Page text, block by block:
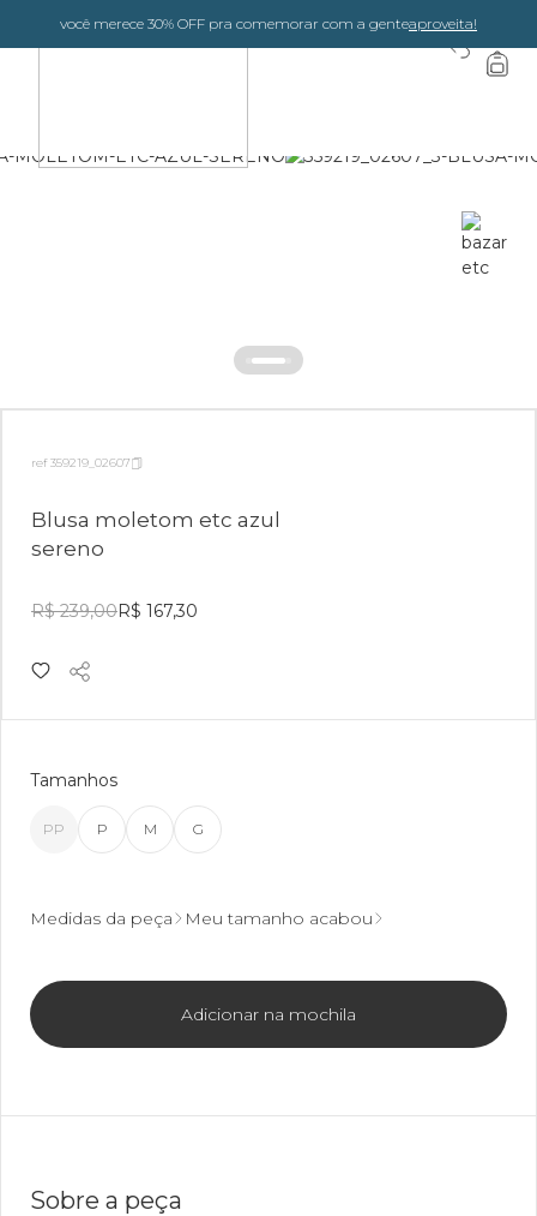
você merece 30% OFF pra comemorar com a genteaproveita!
ref 359219_02607
Blusa moletom etc azul
sereno
R$ 239,00R$ 167,30
Tamanhos
PP P M G
Medidas da peça Meu tamanho acabou
Adicionar na mochila
Sobre a peça